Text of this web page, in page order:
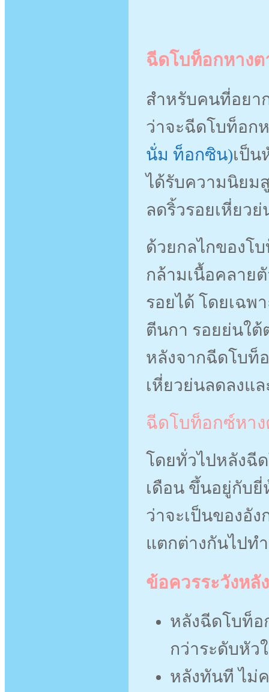
ฉีดโบท็อกหางต
สำหรับคนที่อยา
ว่าจะฉีดโบท็อก
นั่ม ท็อกซิน)เป็น
ได้รับความนิยม
ลดริ้วรอยเหี่ยว
ด้วยกลไกของโ
กล้ามเนื้อคลาย
รอยได้ โดยเฉพ
ตีนกา รอยย่นใ
หลังจากฉีดโบท็
เหี่ยวย่นลดลงแ
ฉีดโบท็อกซ์หา
โดยทั่วไปหลังฉี
เดือน ขึ้นอยู่กับ
ว่าจะเป็นของอั
แตกต่างกันไปท
ข้อควรระวังหลั
หลังฉีดโบท็อ
กว่าระดับหัว
หลังทันที ไม่